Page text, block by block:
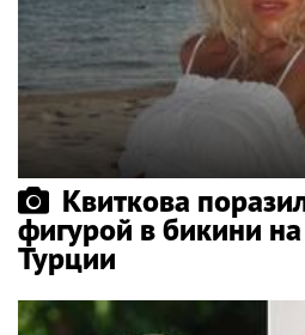
Квиткова
фигурой в бикини
Турции